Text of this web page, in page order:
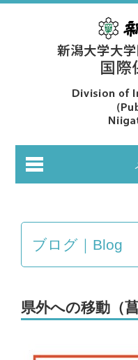
あ
ブログ｜Blog
県外への移動（